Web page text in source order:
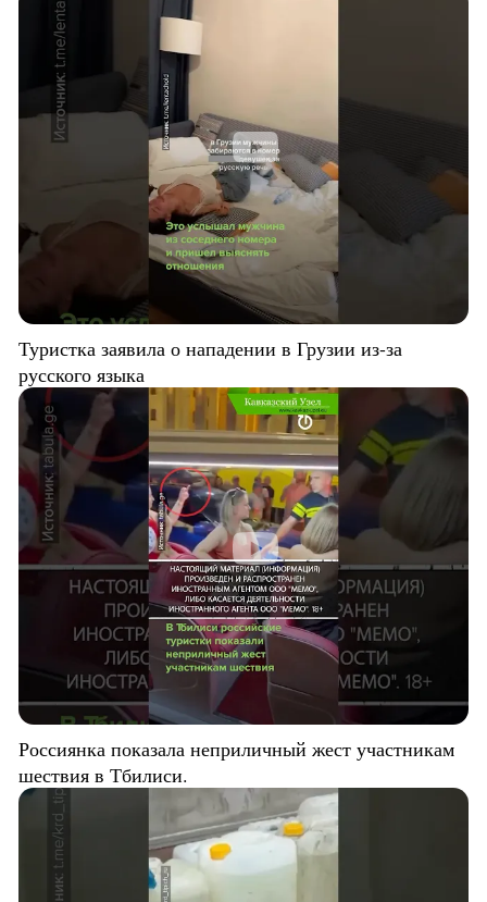
Туристка заявила о нападении в Грузии из-за
русского языка
Россиянка показала неприличный жест участникам
шествия в Тбилиси.